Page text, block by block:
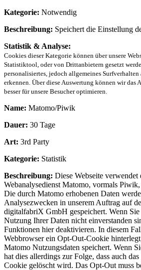
Kategorie: Notwendig
Beschreibung: Speichert die Einstellung
Statistik & Analyse:
Cookies dieser Kategorie können über unsere
Statistiktool, oder von Drittanbietern gesetzt
personalisiertes, jedoch allgemeines Surfverhalten
erkennen. Über diese Auswertung können wir das
besser für unsere Besucher optimieren.
Name: Matomo/Piwik
Dauer: 30 Tage
Art: 3rd Party
Kategorie: Statistik
Beschreibung: Diese Webseite verwendet
Webanalysedienst Matomo, vormals
Die durch Matomo erhobenen Daten
Analysezwecken in unserem Auftrag auf
digitalfabriX GmbH gespeichert. Wenn
Nutzung Ihrer Daten nicht einverstanden
Funktionen hier deaktivieren. In diesem
Webbrowser ein Opt-Out-Cookie
Matomo Nutzungsdaten speichert. Wenn
hat dies allerdings zur Folge, dass auch
Cookie gelöscht wird. Das Opt-Out muss